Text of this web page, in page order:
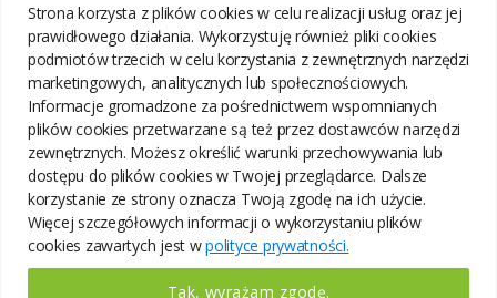
Strona korzysta z plików cookies w celu realizacji usług oraz jej
prawidłowego działania. Wykorzystuję również pliki cookies
podmiotów trzecich w celu korzystania z zewnętrznych narzędzi
marketingowych, analitycznych lub społecznościowych.
Informacje gromadzone za pośrednictwem wspomnianych
plików cookies przetwarzane są też przez dostawców narzędzi
zewnętrznych. Możesz określić warunki przechowywania lub
dostępu do plików cookies w Twojej przeglądarce. Dalsze
korzystanie ze strony oznacza Twoją zgodę na ich użycie.
Więcej szczegółowych informacji o wykorzystaniu plików
cookies zawartych jest wpolityce prywatności.
Tak, wyrażam zgodę.